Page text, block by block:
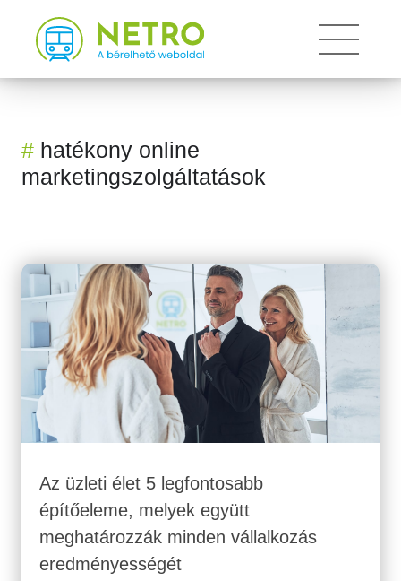
# hatékony online
marketingszolgáltatások
Az üzleti élet 5 legfontosabb
építőeleme, melyek együtt
meghatározzák minden vállalkozás
eredményességét